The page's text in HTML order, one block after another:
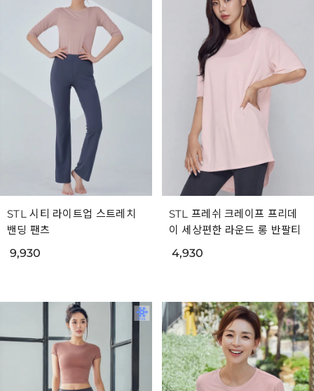
STL 시티 라이트업 스트레치
밴딩 팬츠
9,930
STL 프레쉬 크레이프 프리데
이 세상편한 라운드 롱 반팔티
4,930